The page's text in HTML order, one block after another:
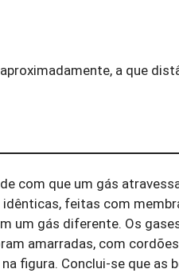
a que
com que um gás
feitas com
um gás diferente. Os
amarradas, com
figura. Conclui-se que as